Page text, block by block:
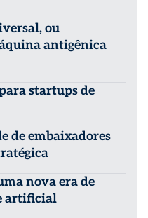
ou
antigênica
startups de
de embaixadores
nova era de
artificial